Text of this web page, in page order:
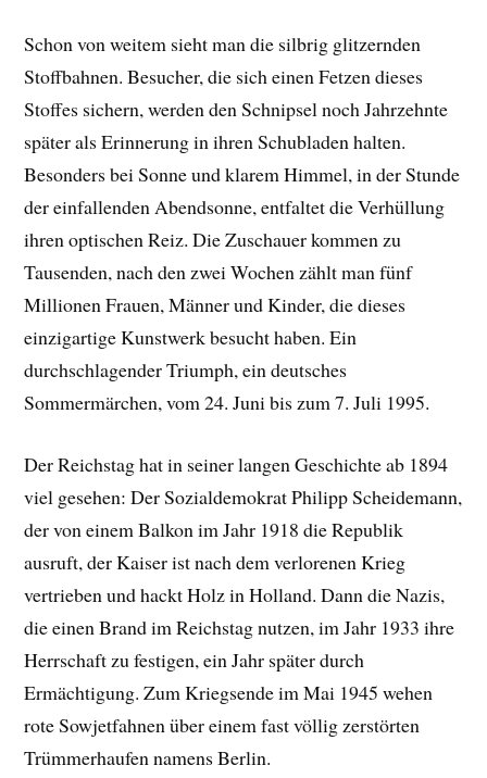
Schon von weitem sieht man die silbrig glitzernden
Stoffbahnen. Besucher, die sich einen Fetzen dieses
Stoffes sichern, werden den Schnipsel noch Jahrzehnte
später als Erinnerung in ihren Schubladen halten.
Besonders bei Sonne und klarem Himmel, in der Stunde
der einfallenden Abendsonne, entfaltet die Verhüllung
ihren optischen Reiz. Die Zuschauer kommen zu
Tausenden, nach den zwei Wochen zählt man fünf
Millionen Frauen, Männer und Kinder, die dieses
einzigartige Kunstwerk besucht haben. Ein
durchschlagender Triumph, ein deutsches
Sommermärchen, vom 24. Juni bis zum 7. Juli 1995.
Der Reichstag hat in seiner langen Geschichte ab 1894
viel gesehen: Der Sozialdemokrat Philipp Scheidemann,
der von einem Balkon im Jahr 1918 die Republik
ausruft, der Kaiser ist nach dem verlorenen Krieg
vertrieben und hackt Holz in Holland. Dann die Nazis,
die einen Brand im Reichstag nutzen, im Jahr 1933 ihre
Herrschaft zu festigen, ein Jahr später durch
Ermächtigung. Zum Kriegsende im Mai 1945 wehen
rote Sowjetfahnen über einem fast völlig zerstörten
Trümmerhaufen namens Berlin.